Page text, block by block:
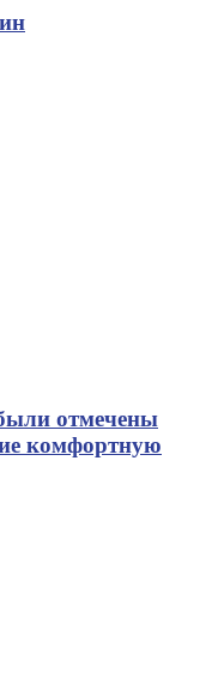
отмечены
комфортную